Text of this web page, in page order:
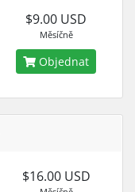
$9.00 USD
Měsíčně
Objednat
$16.00 USD